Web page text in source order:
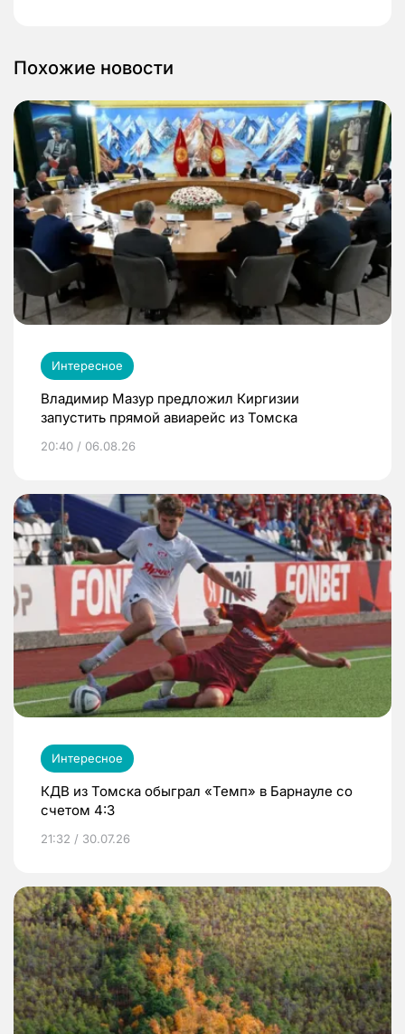
Похожие новости
Интересное
Владимир Мазур предложил Киргизии
запустить прямой авиарейс из Томска
20:40 / 06.08.26
Интересное
КДВ из Томска обыграл «Темп» в Барнауле со
счетом 4:3
21:32 / 30.07.26